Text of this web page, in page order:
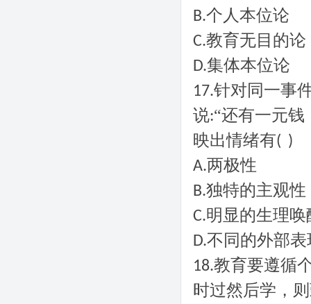
B.个人本位论
C.教育无目的论
D.集体本位论
17.针对同一事
说:“还有一元钱
映出情绪有( )
A.两极性
B.独特的主观性
C.明显的生理唤
D.不同的外部表
18.教育要遵循
时过然后学，